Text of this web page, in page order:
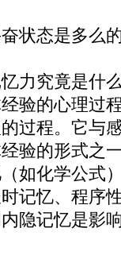
状态是多么
究竟是什
验的心理过
过程。它与
验的形式之
如化学公式
记忆、程序
隐记忆是影